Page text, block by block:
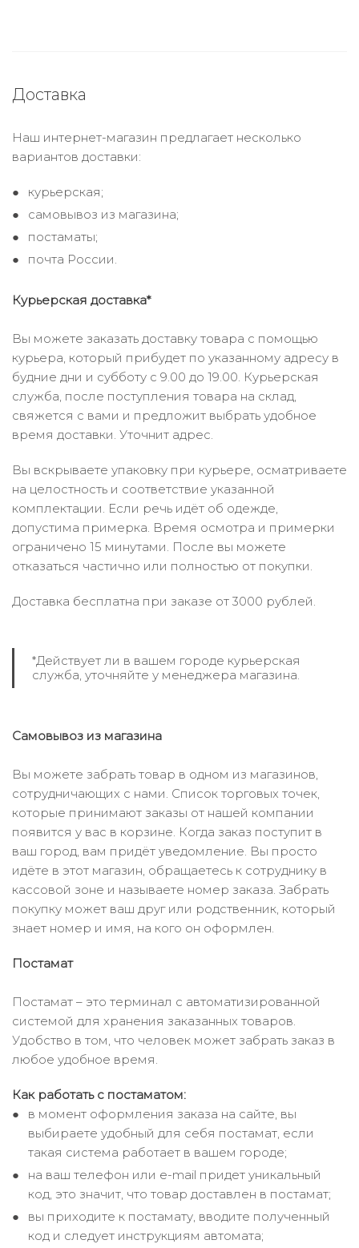
Доставка
Наш интернет-магазин предлагает несколько
вариантов доставки:
курьерская;
самовывоз из магазина;
постаматы;
почта России.
Курьерская доставка*
Вы можете заказать доставку товара с помощью
курьера, который прибудет по указанному адресу в
будние дни и субботу с 9.00 до 19.00. Курьерская
служба, после поступления товара на склад,
свяжется с вами и предложит выбрать удобное
время доставки. Уточнит адрес.
Вы вскрываете упаковку при курьере, осматриваете
на целостность и соответствие указанной
комплектации. Если речь идёт об одежде,
допустима примерка. Время осмотра и примерки
ограничено 15 минутами. После вы можете
отказаться частично или полностью от покупки.
Доставка бесплатна при заказе от 3000 рублей.
*Действует ли в вашем городе курьерская
служба, уточняйте у менеджера магазина.
Самовывоз из магазина
Вы можете забрать товар в одном из магазинов,
сотрудничающих с нами. Список торговых точек,
которые принимают заказы от нашей компании
появится у вас в корзине. Когда заказ поступит в
ваш город, вам придёт уведомление. Вы просто
идёте в этот магазин, обращаетесь к сотруднику в
кассовой зоне и называете номер заказа. Забрать
покупку может ваш друг или родственник, который
знает номер и имя, на кого он оформлен.
Постамат
Постамат – это терминал с автоматизированной
системой для хранения заказанных товаров.
Удобство в том, что человек может забрать заказ в
любое удобное время.
Как работать с постаматом:
в момент оформления заказа на сайте, вы
выбираете удобный для себя постамат, если
такая система работает в вашем городе;
на ваш телефон или e-mail придет уникальный
код, это значит, что товар доставлен в постамат;
вы приходите к постамату, вводите полученный
код и следует инструкциям автомата;